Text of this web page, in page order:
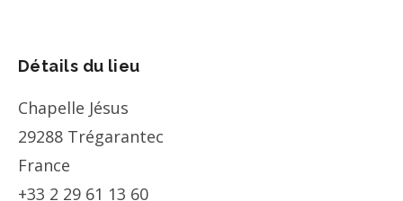
Détails du lieu
Chapelle Jésus
29288 Trégarantec
France
+33 2 29 61 13 60